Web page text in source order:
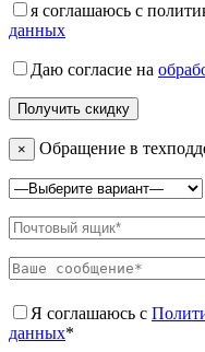
я соглашаюсь с
данных
Даю согласие на
× Обращение в
Я соглашаюсь с
данных*